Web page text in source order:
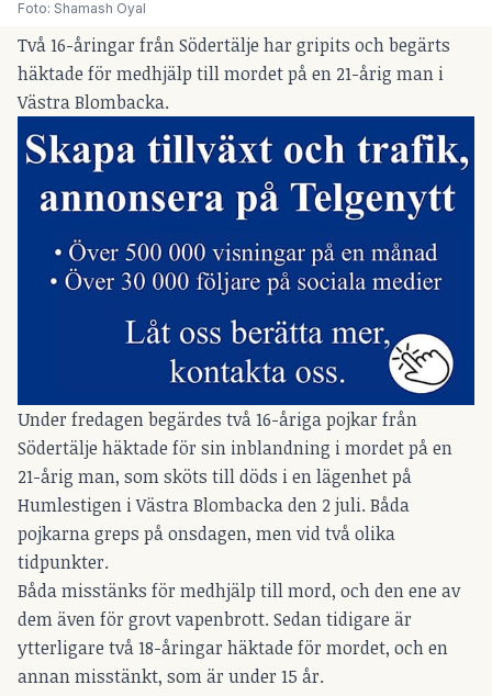
Foto: Shamash Oyal
Två 16-åringar från Södertälje har gripits och begärts
häktade för medhjälp till mordet på en 21-årig man i
Västra Blombacka.
Under fredagen begärdes två 16-åriga pojkar från
Södertälje häktade för sin inblandning i mordet på en
21-årig man, som sköts till döds i en lägenhet på
Humlestigen i Västra Blombacka den 2 juli. Båda
pojkarna greps på onsdagen, men vid två olika
tidpunkter.
Båda misstänks för medhjälp till mord, och den ene av
dem även för grovt vapenbrott. Sedan tidigare är
ytterligare två 18-åringar häktade för mordet, och en
annan misstänkt, som är under 15 år.